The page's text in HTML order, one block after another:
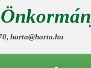
harta@harta.hu